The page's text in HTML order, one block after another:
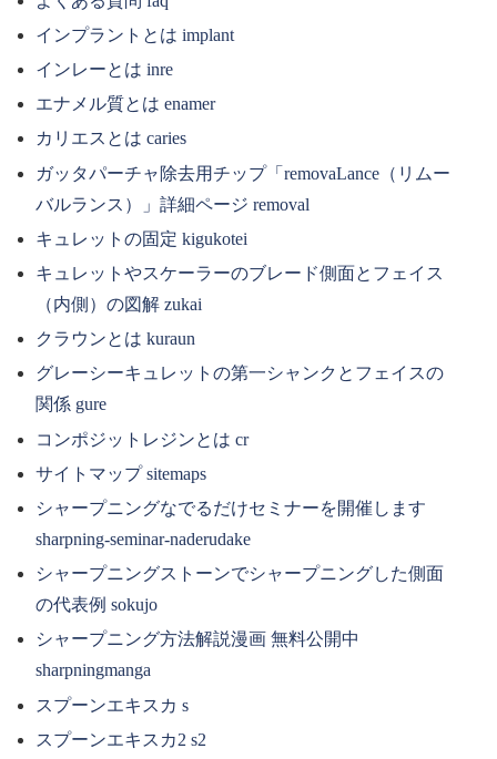
インプラントとは implant
インレーとは inre
エナメル質とは enamer
カリエスとは caries
ガッタパーチャ除去用チップ「removaLance（リムー
バルランス）」詳細ページ removal
キュレットの固定 kigukotei
キュレットやスケーラーのブレード側面とフェイス
（内側）の図解 zukai
クラウンとは kuraun
グレーシーキュレットの第一シャンクとフェイスの
関係 gure
コンポジットレジンとは cr
サイトマップ sitemaps
シャープニングなでるだけセミナーを開催します
sharpning-seminar-naderudake
シャープニングストーンでシャープニングした側面
の代表例 sokujo
シャープニング方法解説漫画 無料公開中
sharpningmanga
スプーンエキスカ s
スプーンエキスカ2 s2